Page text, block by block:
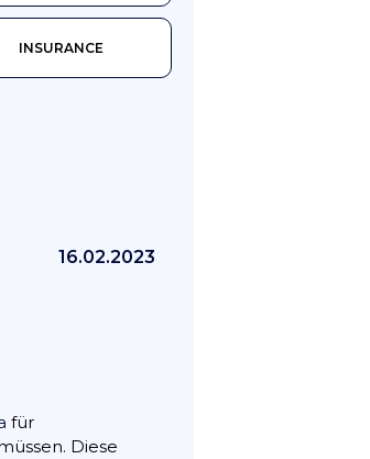
INSURANCE
16.02.2023
für
Diese